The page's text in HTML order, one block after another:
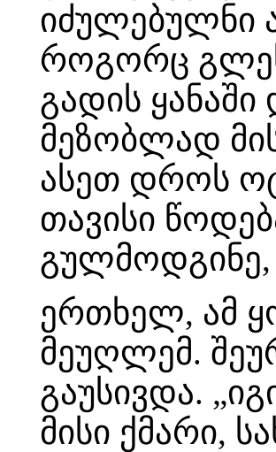
იძულებულნი
როგორც
გადის
მეზობლად
ასეთ დროს
თავისი
გულმოდგინე,
ერთხელ, ამ
მეუღლემ.
გაუსივდა.
მისი ქმარი,